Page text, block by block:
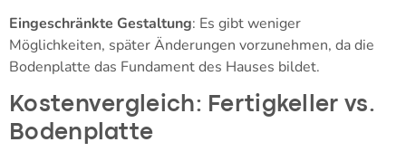
Eingeschränkte Gestaltung: Es gibt weniger
Möglichkeiten, später Änderungen vorzunehmen, da die
Bodenplatte das Fundament des Hauses bildet.
Kostenvergleich: Fertigkeller vs.
Bodenplatte